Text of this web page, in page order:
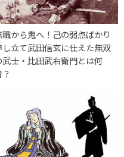
職から鬼へ！己の弱点ばかり
し立て武田信玄に仕えた無双
武士・比田武右衛門とは何